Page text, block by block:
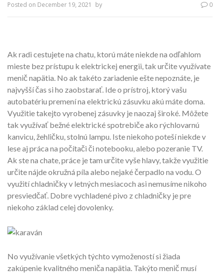
Posted on December 19, 2021 by 0
Ak radi cestujete na chatu, ktorú máte niekde na odľahlom
mieste bez prístupu k elektrickej energii, tak určite využívate
menič napätia. No ak takéto zariadenie ešte nepoznáte, je
najvyšší čas si ho zaobstarať. Ide o prístroj, ktorý vašu
autobatériu premení na elektrickú zásuvku akú máte doma.
Využitie takejto vyrobenej zásuvky je naozaj široké. Môžete
tak využívať bežné elektrické spotrebiče ako rýchlovarnú
kanvicu, žehličku, stolnú lampu. Iste niekoho poteší niekde v
lese aj práca na počítači či notebooku, alebo pozeranie TV.
Ak ste na chate, práce je tam určite vyše hlavy, takže využitie
určite nájde okružná píla alebo nejaké čerpadlo na vodu. O
využití chladničky v letných mesiacoch asi nemusíme nikoho
presviedčať. Dobre vychladené pivo z chladničky je pre
niekoho základ celej dovolenky.
No využívanie všetkých týchto vymožeností si žiada
zakúpenie kvalitného meniča napätia. Takýto menič musí